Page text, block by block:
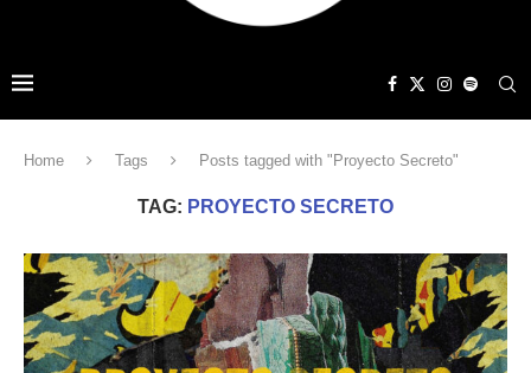
Home Tags Posts tagged with "Proyecto Secreto"
TAG: PROYECTO SECRETO